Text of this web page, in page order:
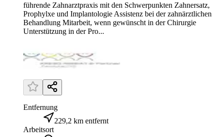
führende Zahnarztpraxis mit den Schwerpunkten Zahnersatz,
Prophylxe und Implantologie Assistenz bei der zahnärztlichen
Behandlung Mitarbeit, wenn gewünscht in der Chirurgie
Unterstützung in der Pro...
Entfernung
229,2 km entfernt
Arbeitsort